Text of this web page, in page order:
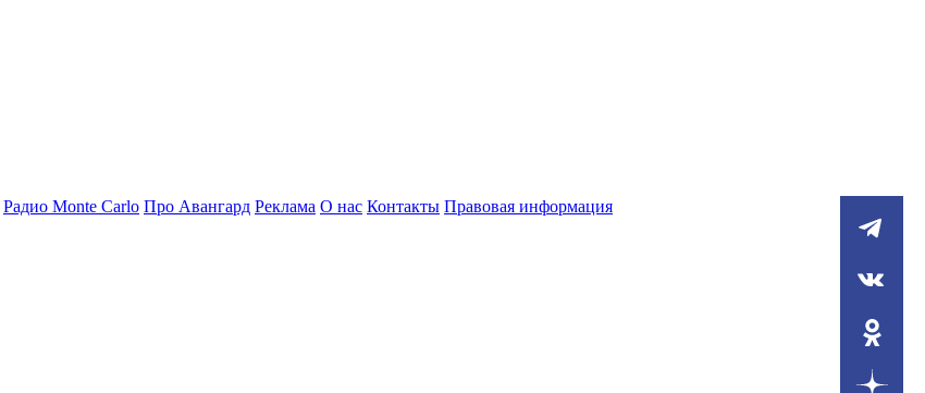
Радио Monte Carlo Про Авангард Реклама О нас Контакты Правовая информация